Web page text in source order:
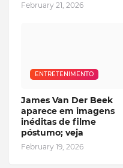
February 21, 2026
ENTRETENIMENTO
James Van Der Beek
aparece em imagens
inéditas de filme
póstumo; veja
February 19, 2026